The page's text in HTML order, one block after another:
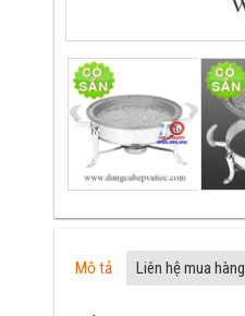
Mô tả Liên hệ mua hàng